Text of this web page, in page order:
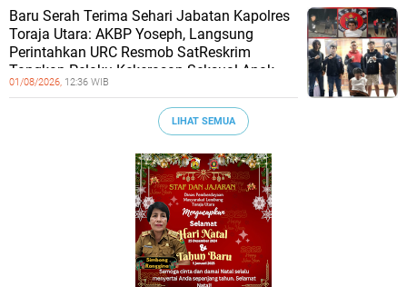
Baru Serah Terima Sehari Jabatan Kapolres
Toraja Utara: AKBP Yoseph, Langsung
Perintahkan URC Resmob SatReskrim
Tangkap Pelaku Kekerasan Seksual Anak
01/08/2026, 12:36 WIB
LIHAT SEMUA